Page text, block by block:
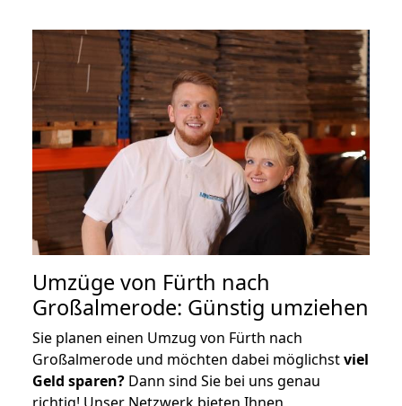
Umzüge von Fürth nach
Großalmerode: Günstig umziehen
Sie planen einen Umzug von Fürth nach
Großalmerode und möchten dabei möglichstviel
Geld sparen? Dann sind Sie bei uns genau